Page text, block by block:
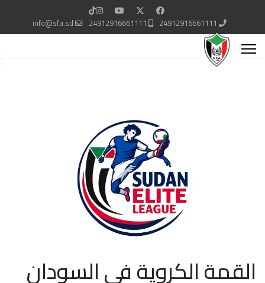
24912916661111
24912916661111
info@sfa.sd
القمة الكروية في السودان